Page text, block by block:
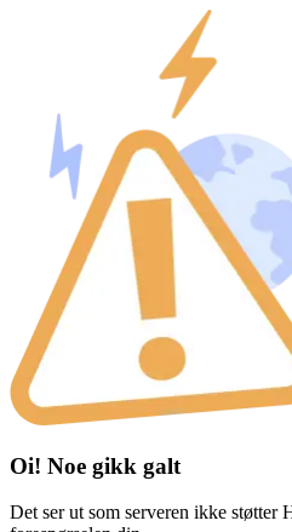
Oi! Noe gikk galt
Det ser ut som serveren ikke støtter